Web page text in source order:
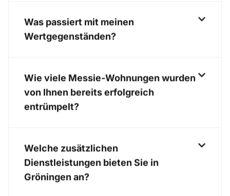
Was passiert mit meinen
Wertgegenständen?
Wie viele Messie-Wohnungen wurden
von Ihnen bereits erfolgreich
entrümpelt?
Welche zusätzlichen
Dienstleistungen bieten Sie in
Gröningen an?